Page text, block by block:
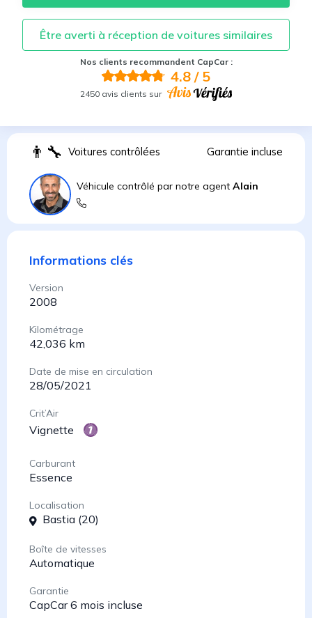
Être averti à réception de voitures similaires
Nos clients recommandent CapCar :
4.8/ 5
2450 avis clients sur
👨 Voitures contrôlées Garantie incluse
Véhicule contrôlé par notre agent Alain
Informations clés
Version
2008
Kilométrage
42,036 km
Date de mise en circulation
28/05/2021
Crit’Air
Vignette
Carburant
Essence
Localisation
Bastia (20)
Boîte de vitesses
Automatique
Garantie
CapCar 6 mois incluse